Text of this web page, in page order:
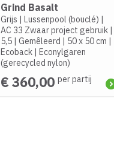
Grind Basalt
Grijs |Lussenpool (bouclé) |
AC 33 Zwaar project gebruik |
5,5 |Gemêleerd | 50 x 50 cm |
Ecoback |Econylgaren
(gerecycled nylon)
€ 360,00 per partij